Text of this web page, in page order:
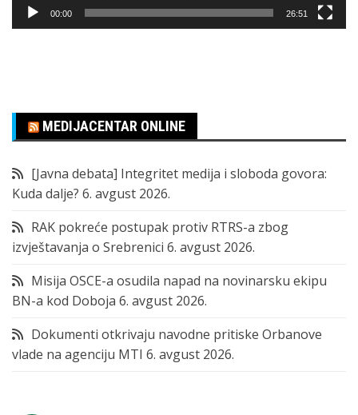
00:00 26:51
MEDIJACENTAR ONLINE
[Javna debata] Integritet medija i sloboda govora:
Kuda dalje? 6. avgust 2026.
RAK pokreće postupak protiv RTRS-a zbog
izvještavanja o Srebrenici 6. avgust 2026.
Misija OSCE-a osudila napad na novinarsku ekipu
BN-a kod Doboja 6. avgust 2026.
Dokumenti otkrivaju navodne pritiske Orbanove
vlade na agenciju MTI 6. avgust 2026.